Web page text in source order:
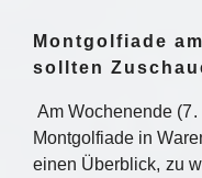
Montgolfiade
sollten
Am Wochenende
Montgolfiade in
einen Überblick, zu